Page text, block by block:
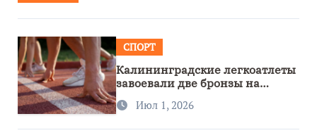
СПОРТ
Калининградские легкоатлеты
завоевали две бронзы на
первенстве России
Июл 1, 2026